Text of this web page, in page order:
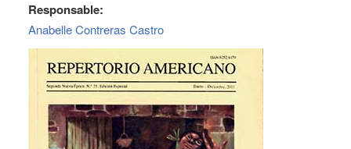
Responsable:
Anabelle Contreras Castro